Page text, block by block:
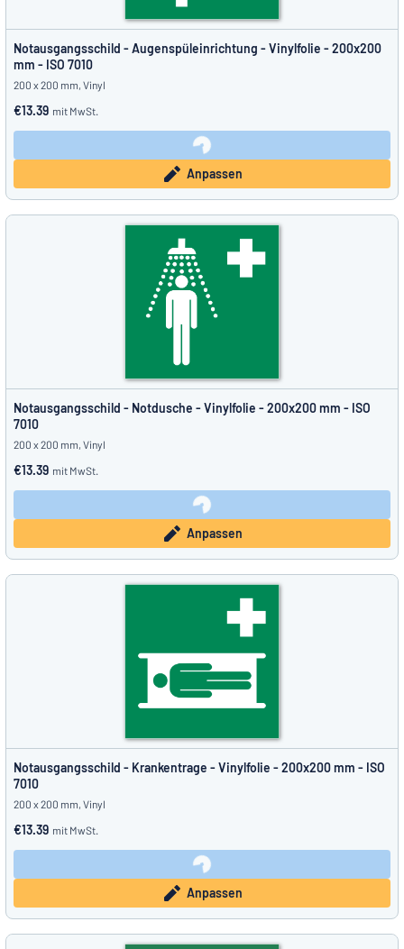
Notausgangsschild - Augenspül­einrichtung - Vinylfolie - 200x200
mm - ISO 7010
200 x 200 mm, Vinyl
€13.39 mit MwSt.
Anpassen
Notausgangsschild - Notdusche - Vinylfolie - 200x200 mm - ISO
7010
200 x 200 mm, Vinyl
€13.39 mit MwSt.
Anpassen
Notausgangsschild - Krankentrage - Vinylfolie - 200x200 mm - ISO
7010
200 x 200 mm, Vinyl
€13.39 mit MwSt.
Anpassen